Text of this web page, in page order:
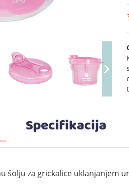
Specifikacija
šolju za grickalice uklanjanjem